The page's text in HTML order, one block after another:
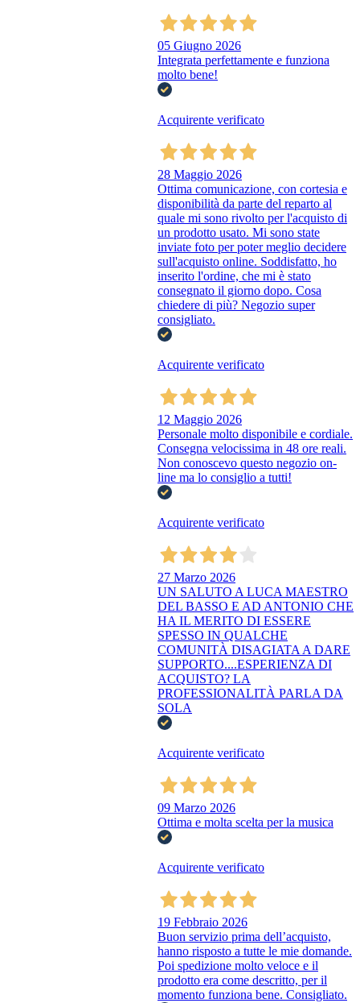
05 Giugno 2026
Integrata perfettamente e funziona
molto bene!
Acquirente verificato
28 Maggio 2026
Ottima comunicazione, con cortesia e
disponibilità da parte del reparto al
quale mi sono rivolto per l'acquisto di
un prodotto usato. Mi sono state
inviate foto per poter meglio decidere
sull'acquisto online. Soddisfatto, ho
inserito l'ordine, che mi è stato
consegnato il giorno dopo. Cosa
chiedere di più? Negozio super
consigliato.
Acquirente verificato
12 Maggio 2026
Personale molto disponibile e cordiale.
Consegna velocissima in 48 ore reali.
Non conoscevo questo negozio on-
line ma lo consiglio a tutti!
Acquirente verificato
27 Marzo 2026
UN SALUTO A LUCA MAESTRO
DEL BASSO E AD ANTONIO CHE
HA IL MERITO DI ESSERE
SPESSO IN QUALCHE
COMUNITÀ DISAGIATA A DARE
SUPPORTO....ESPERIENZA DI
ACQUISTO? LA
PROFESSIONALITÀ PARLA DA
SOLA
Acquirente verificato
09 Marzo 2026
Ottima e molta scelta per la musica
Acquirente verificato
19 Febbraio 2026
Buon servizio prima dell’acquisto,
hanno risposto a tutte le mie domande.
Poi spedizione molto veloce e il
prodotto era come descritto, per il
momento funziona bene. Consigliato.